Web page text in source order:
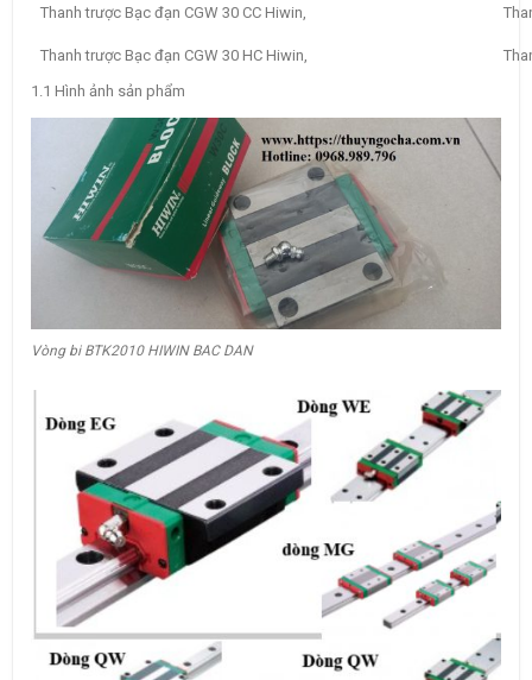
Thanh trược Bạc đạn CGW 30 CC Hiwin,
Thanh trược Bạc đạn CGW 30 HC Hiwin,
1.1 Hình ảnh sản phẩm
Vòng bi BTK2010 HIWIN BAC DAN